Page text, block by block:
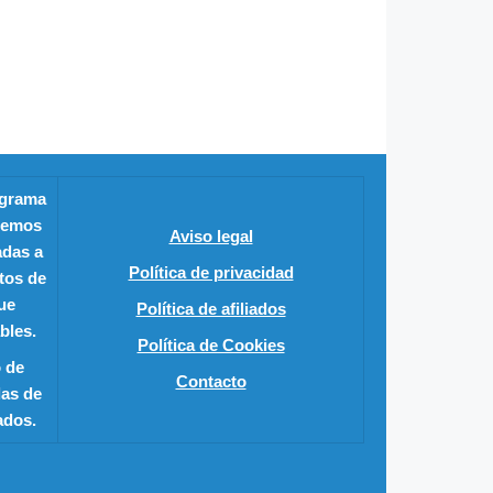
a
de
de
de
Aviso legal
Política de privacidad
Política de afiliados
Política de Cookies
Contacto